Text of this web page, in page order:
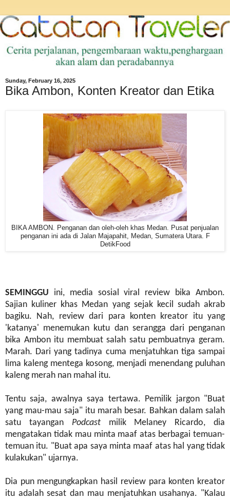
Sunday, February 16, 2025
Bika Ambon, Konten Kreator dan Etika
BIKA AMBON. Penganan dan oleh-oleh khas Medan. Pusat penjualan
penganan ini ada di Jalan Majapahit, Medan, Sumatera Utara. F
DetikFood
SEMINGGU ini, media sosial viral review bika Ambon.
Sajian kuliner khas Medan yang sejak kecil sudah akrab
bagiku. Nah, review dari para konten kreator itu yang
'katanya' menemukan kutu dan serangga dari penganan
bika Ambon itu membuat salah satu pembuatnya geram.
Marah. Dari yang tadinya cuma menjatuhkan tiga sampai
lima kaleng mentega kosong, menjadi menendang puluhan
kaleng merah nan mahal itu.
Tentu saja, awalnya saya tertawa. Pemilik jargon "Buat
yang mau-mau saja" itu marah besar. Bahkan dalam salah
satu tayangan Podcastmilik Melaney Ricardo, dia
mengatakan tidak mau minta maaf atas berbagai temuan-
temuan itu. "Buat apa saya minta maaf atas hal yang tidak
kulakukan" ujarnya.
Dia pun mengungkapkan hasil review para konten kreator
itu adalah sesat dan mau menjatuhkan usahanya. "Kalau